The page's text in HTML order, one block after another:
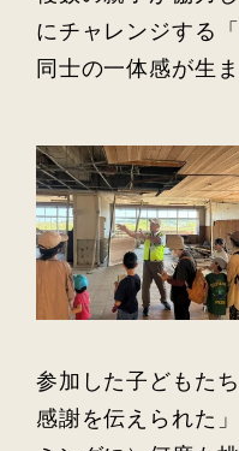
にチャレンジする
同士の一体感が生
参加した子どもた
感謝を伝えられた